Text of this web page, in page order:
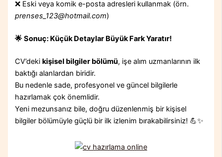
❌ Eski veya komik e-posta adresleri kullanmak (örn.
prenses_123@hotmail.com)
🌟Sonuç: Küçük Detaylar Büyük Fark Yaratır!
CV’dekikişisel bilgiler bölümü, işe alım uzmanlarının ilk
baktığı alanlardan biridir.
Bu nedenle sade, profesyonel ve güncel bilgilerle
hazırlamak çok önemlidir.
Yeni mezunsanız bile, doğru düzenlenmiş bir kişisel
bilgiler bölümüyle güçlü bir ilk izlenim bırakabilirsiniz! 💪✨